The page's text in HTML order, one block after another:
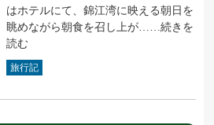
はホテルにて、錦江湾に映える朝日を
眺めながら朝食を召し上が……続きを
読む
旅行記